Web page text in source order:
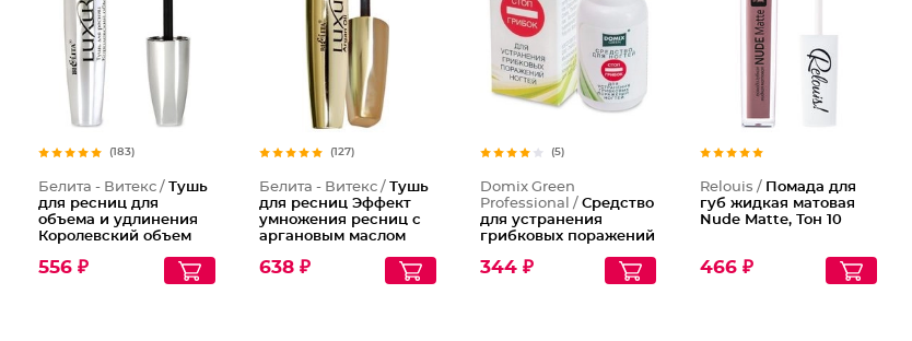
(183)
Белита - Витекс / Тушь
для ресниц для
объема и удлинения
Королевский объем
556 ₽
(127)
Белита - Витекс / Тушь
для ресниц Эффект
умножения ресниц с
аргановым маслом
638 ₽
(5)
Domix Green
Professional / Средство
для устранения
грибковых поражений
344 ₽
Relouis / Помада для
губ жидкая матовая
Nude Matte, Тон 10
466 ₽